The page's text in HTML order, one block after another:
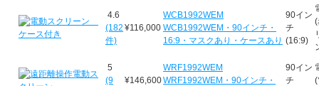
4.6
(182
件)
¥116,000
WCB1992WEM
WCB1992WEM・90インチ・
16:9・マスクあり・ケースあり
90イン
チ
(16:9)
(
5
(9
¥146,600
WRF1992WEM
WRF1992WEM・90インチ・
90イン
チ
(